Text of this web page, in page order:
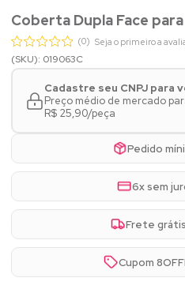
Coberta Dupla Face
(0) Seja o primeiro a
(SKU): 019063C
Cadastre seu CNPJ para
Preço médio de mercado
R$ 25,90/peça
Pedido
6x sem
Frete
Cupom